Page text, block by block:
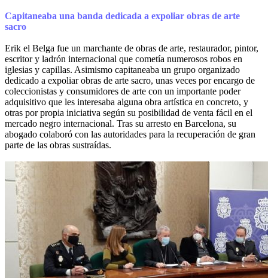
Capitaneaba una banda dedicada a expoliar obras de arte
sacro
Erik el Belga fue un marchante de obras de arte, restaurador, pintor,
escritor y ladrón internacional que cometía numerosos robos en
iglesias y capillas. Asimismo capitaneaba un grupo organizado
dedicado a expoliar obras de arte sacro, unas veces por encargo de
coleccionistas y consumidores de arte con un importante poder
adquisitivo que les interesaba alguna obra artística en concreto, y
otras por propia iniciativa según su posibilidad de venta fácil en el
mercado negro internacional. Tras su arresto en Barcelona, su
abogado colaboró con las autoridades para la recuperación de gran
parte de las obras sustraídas.